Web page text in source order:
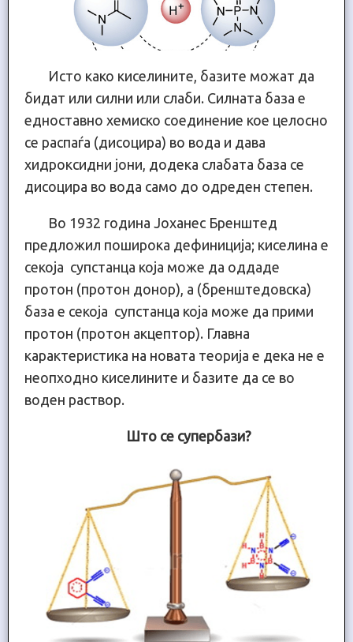
Исто како киселините, базите можат да
бидат или силни или слаби. Силната база е
едноставно хемиско соединение кое целосно
се распаѓа (дисоцира) во вода и дава
хидроксидни јони, додека слабата база се
дисоцира во вода само до одреден степен.
Во 1932 година Јоханес Бренштед
предложил поширока дефиниција; киселина е
секоја супстанца која може да оддаде
протон (протон донор), а (бренштедовска)
база е секоја супстанца која може да прими
протон (протон акцептор). Главна
карактеристика на новата теорија е дека не е
неопходно киселините и базите да се во
воден раствор.
Што се супербази?